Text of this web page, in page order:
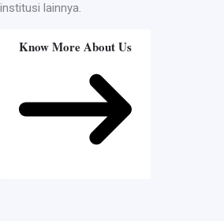
institusi lainnya.
Know More About Us